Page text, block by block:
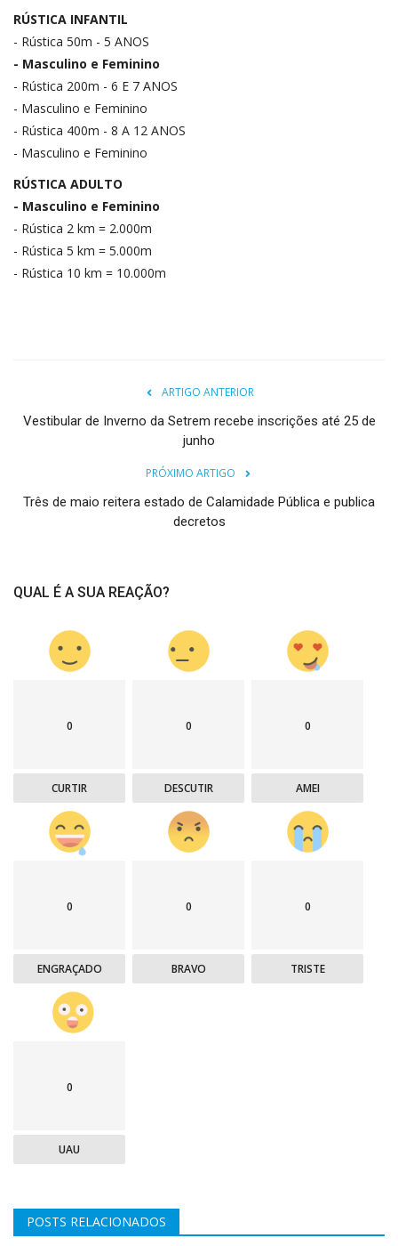
RÚSTICA INFANTIL
- Rústica 50m - 5 ANOS
- Masculino e Feminino
- Rústica 200m - 6 E 7 ANOS
- Masculino e Feminino
- Rústica 400m - 8 A 12 ANOS
- Masculino e Feminino
RÚSTICA ADULTO
- Masculino e Feminino
- Rústica 2 km = 2.000m
- Rústica 5 km = 5.000m
- Rústica 10 km = 10.000m
ARTIGO ANTERIOR
Vestibular de Inverno da Setrem recebe inscrições até 25 de
junho
PRÓXIMO ARTIGO
Três de maio reitera estado de Calamidade Pública e publica
decretos
QUAL É A SUA REAÇÃO?
0
CURTIR
0
DESCUTIR
0
AMEI
0
ENGRAÇADO
0
BRAVO
0
TRISTE
0
UAU
POSTS RELACIONADOS